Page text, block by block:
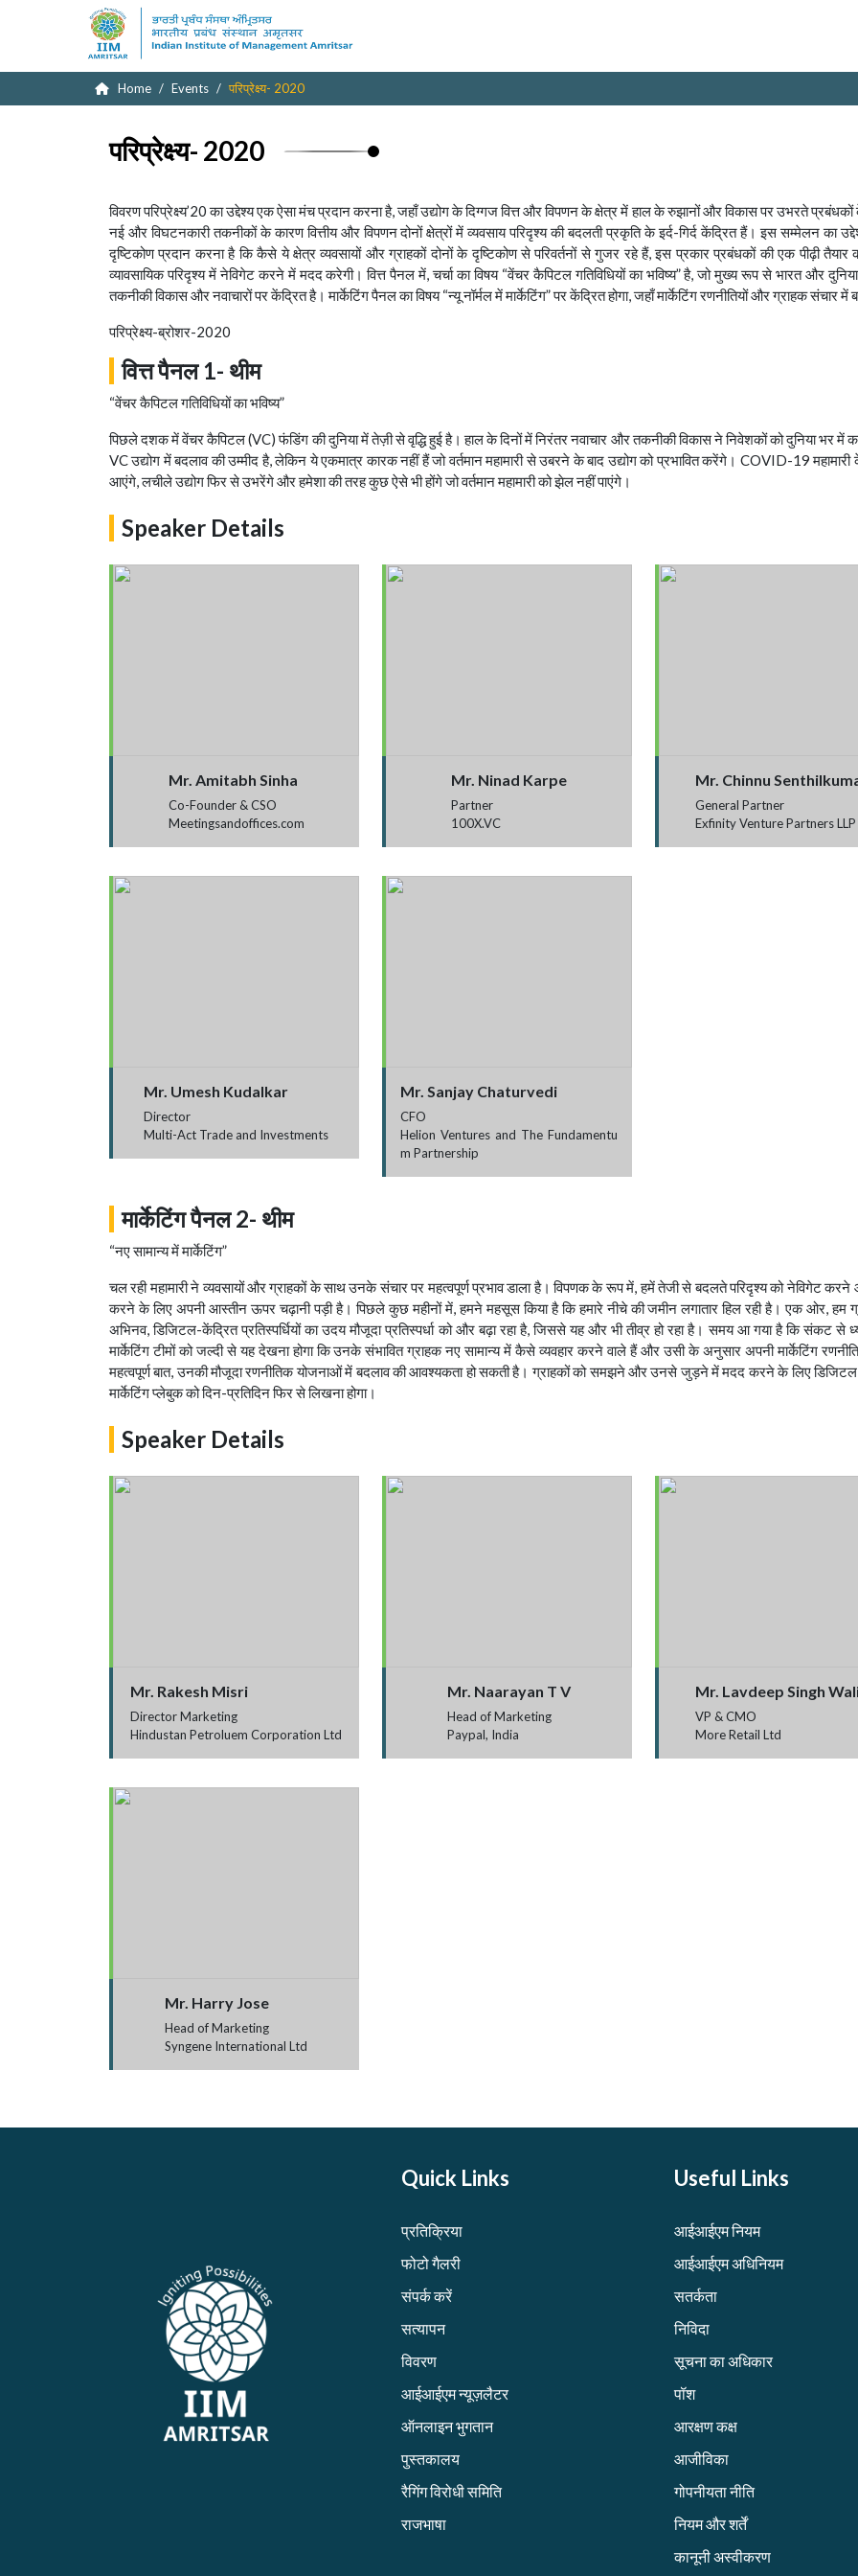
Home Events परिप्रेक्ष्य- 2020
परिप्रेक्ष्य- 2020
विवरणपरिप्रेक्ष्य’20 का उद्देश्य एक ऐसा मंच प्रदान करना है, जहाँ उद्योग के दिग्गज वित्त और विपणन के क्षेत्र में हाल के रुझानों और विकास पर उभरते
नई और विघटनकारी तकनीकों के कारण वित्तीय और विपणन दोनों क्षेत्रों में व्यवसाय परिदृश्य की बदलती प्रकृति के इर्द-गिर्द केंद्रित हैं। इस सम्मेलन का
दृष्टिकोण प्रदान करना है कि कैसे ये क्षेत्र व्यवसायों और ग्राहकों दोनों के दृष्टिकोण से परिवर्तनों से गुजर रहे हैं, इस प्रकार प्रबंधकों की एक पीढ़ी
व्यावसायिक परिदृश्य में नेविगेट करने में मदद करेगी। वित्त पैनल में, चर्चा का विषय “वेंचर कैपिटल गतिविधियों का भविष्य” है, जो मुख्य रूप से भारत और
तकनीकी विकास और नवाचारों पर केंद्रित है। मार्केटिंग पैनल का विषय “न्यू नॉर्मल में मार्केटिंग” पर केंद्रित होगा, जहाँ मार्केटिंग रणनीतियों और ग्राहक संचार में
परिप्रेक्ष्य-ब्रोशर-2020
वित्त पैनल 1- थीम
“वेंचर कैपिटल गतिविधियों का भविष्य”
पिछले दशक में वेंचर कैपिटल (VC) फंडिंग की दुनिया में तेज़ी से वृद्धि हुई है। हाल के दिनों में निरंतर नवाचार और तकनीकी विकास ने निवेशकों को दुनिया भर
VC उद्योग में बदलाव की उम्मीद है, लेकिन ये एकमात्र कारक नहीं हैं जो वर्तमान महामारी से उबरने के बाद उद्योग को प्रभावित करेंगे। COVID-19
आएंगे, लचीले उद्योग फिर से उभरेंगे और हमेशा की तरह कुछ ऐसे भी होंगे जो वर्तमान महामारी को झेल नहीं पाएंगे।
Speaker Details
Mr. Amitabh Sinha
Co-Founder & CSO
Meetingsandoffices.com
Mr. Ninad Karpe
Partner
100X.VC
Mr. Chinnu
General Partner
Exfinity Venture Partners LLP
Mr. Umesh Kudalkar
Director
Multi-Act Trade and Investments
Mr. Sanjay Chaturvedi
CFO
Helion Ventures and The Fundamentu
m Partnership
मार्केटिंग पैनल 2- थीम
“नए सामान्य में मार्केटिंग”
चल रही महामारी ने व्यवसायों और ग्राहकों के साथ उनके संचार पर महत्वपूर्ण प्रभाव डाला है। विपणक के रूप में, हमें तेजी से बदलते परिदृश्य को नेविगेट
करने के लिए अपनी आस्तीन ऊपर चढ़ानी पड़ी है। पिछले कुछ महीनों में, हमने महसूस किया है कि हमारे नीचे की जमीन लगातार हिल रही है। एक ओर, हम
अभिनव, डिजिटल-केंद्रित प्रतिस्पर्धियों का उदय मौजूदा प्रतिस्पर्धा को और बढ़ा रहा है, जिससे यह और भी तीव्र हो रहा है। समय आ गया है कि संकट
मार्केटिंग टीमों को जल्दी से यह देखना होगा कि उनके संभावित ग्राहक नए सामान्य में कैसे व्यवहार करने वाले हैं और उसी के अनुसार अपनी मार्केटिंग
महत्वपूर्ण बात, उनकी मौजूदा रणनीतिक योजनाओं में बदलाव की आवश्यकता हो सकती है। ग्राहकों को समझने और उनसे जुड़ने में मदद करने के लिए
मार्केटिंग प्लेबुक को दिन-प्रतिदिन फिर से लिखना होगा।
Speaker Details
Mr. Rakesh Misri
Director Marketing
Hindustan Petroluem Corporation Ltd
Mr. Naarayan T V
Head of Marketing
Paypal, India
Mr. Lavdeep Singh
VP & CMO
More Retail Ltd
Mr. Harry Jose
Head of Marketing
Syngene International Ltd
Quick Links
प्रतिक्रिया
फोटो गैलरी
संपर्क करें
सत्यापन
विवरण
आईआईएम न्यूज़लैटर
ऑनलाइन भुगतान
पुस्तकालय
रैगिंग विरोधी समिति
राजभाषा
Useful Links
आईआईएम नियम
आईआईएम अधिनियम
सतर्कता
निविदा
सूचना का अधिकार
पॉश
आरक्षण कक्ष
आजीविका
गोपनीयता नीति
नियम और शर्तें
कानूनी अस्वीकरण